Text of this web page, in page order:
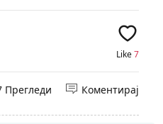
Like7
Коментирај
Прегледи